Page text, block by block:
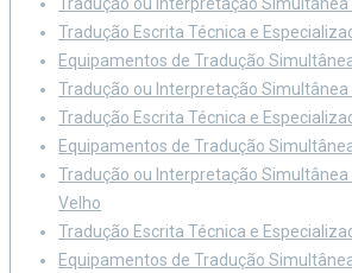
Tradução Escrita Técnica e
Equipamentos de Tradução
Tradução ou Interpretação Simultânea
Tradução Escrita Técnica e
Equipamentos de Tradução
Tradução ou Interpretação
Velho
Tradução Escrita Técnica e
Equipamentos de Tradução